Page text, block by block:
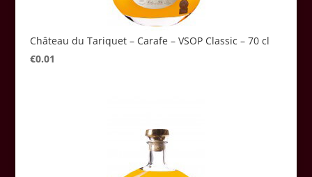
Château du Tariquet – Carafe – VSOP Classic – 70 cl
€0.01